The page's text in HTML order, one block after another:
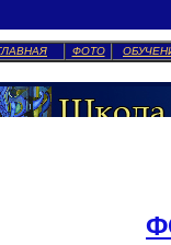
ФОТО